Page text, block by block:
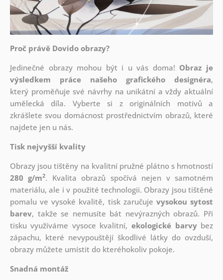
Proč právě Dovido obrazy?
Jedinečné obrazy mohou být i u vás doma! Obraz je
výsledkem práce našeho grafického designéra,
který proměňuje své návrhy na unikátní a vždy aktuální
umělecká díla. Vyberte si z originálních motivů a
zkrášlete svou domácnost prostřednictvím obrazů, které
najdete jen u nás.
Tisk nejvyšší kvality
Obrazy jsou tištěny na kvalitní pružné plátno s hmotností
280 g/m2. Kvalita obrazů spočívá nejen v samotném
materiálu, ale i v použité technologii. Obrazy jsou tištěné
pomalu ve vysoké kvalitě, tisk zaručuje vysokou sytost
barev, takže se nemusíte bát nevýrazných obrazů. Při
tisku využíváme vysoce kvalitní,ekologické barvybez
zápachu, které nevypouštějí škodlivé látky do ovzduší,
obrazy můžete umístit do kteréhokoliv pokoje.
Snadná montáž